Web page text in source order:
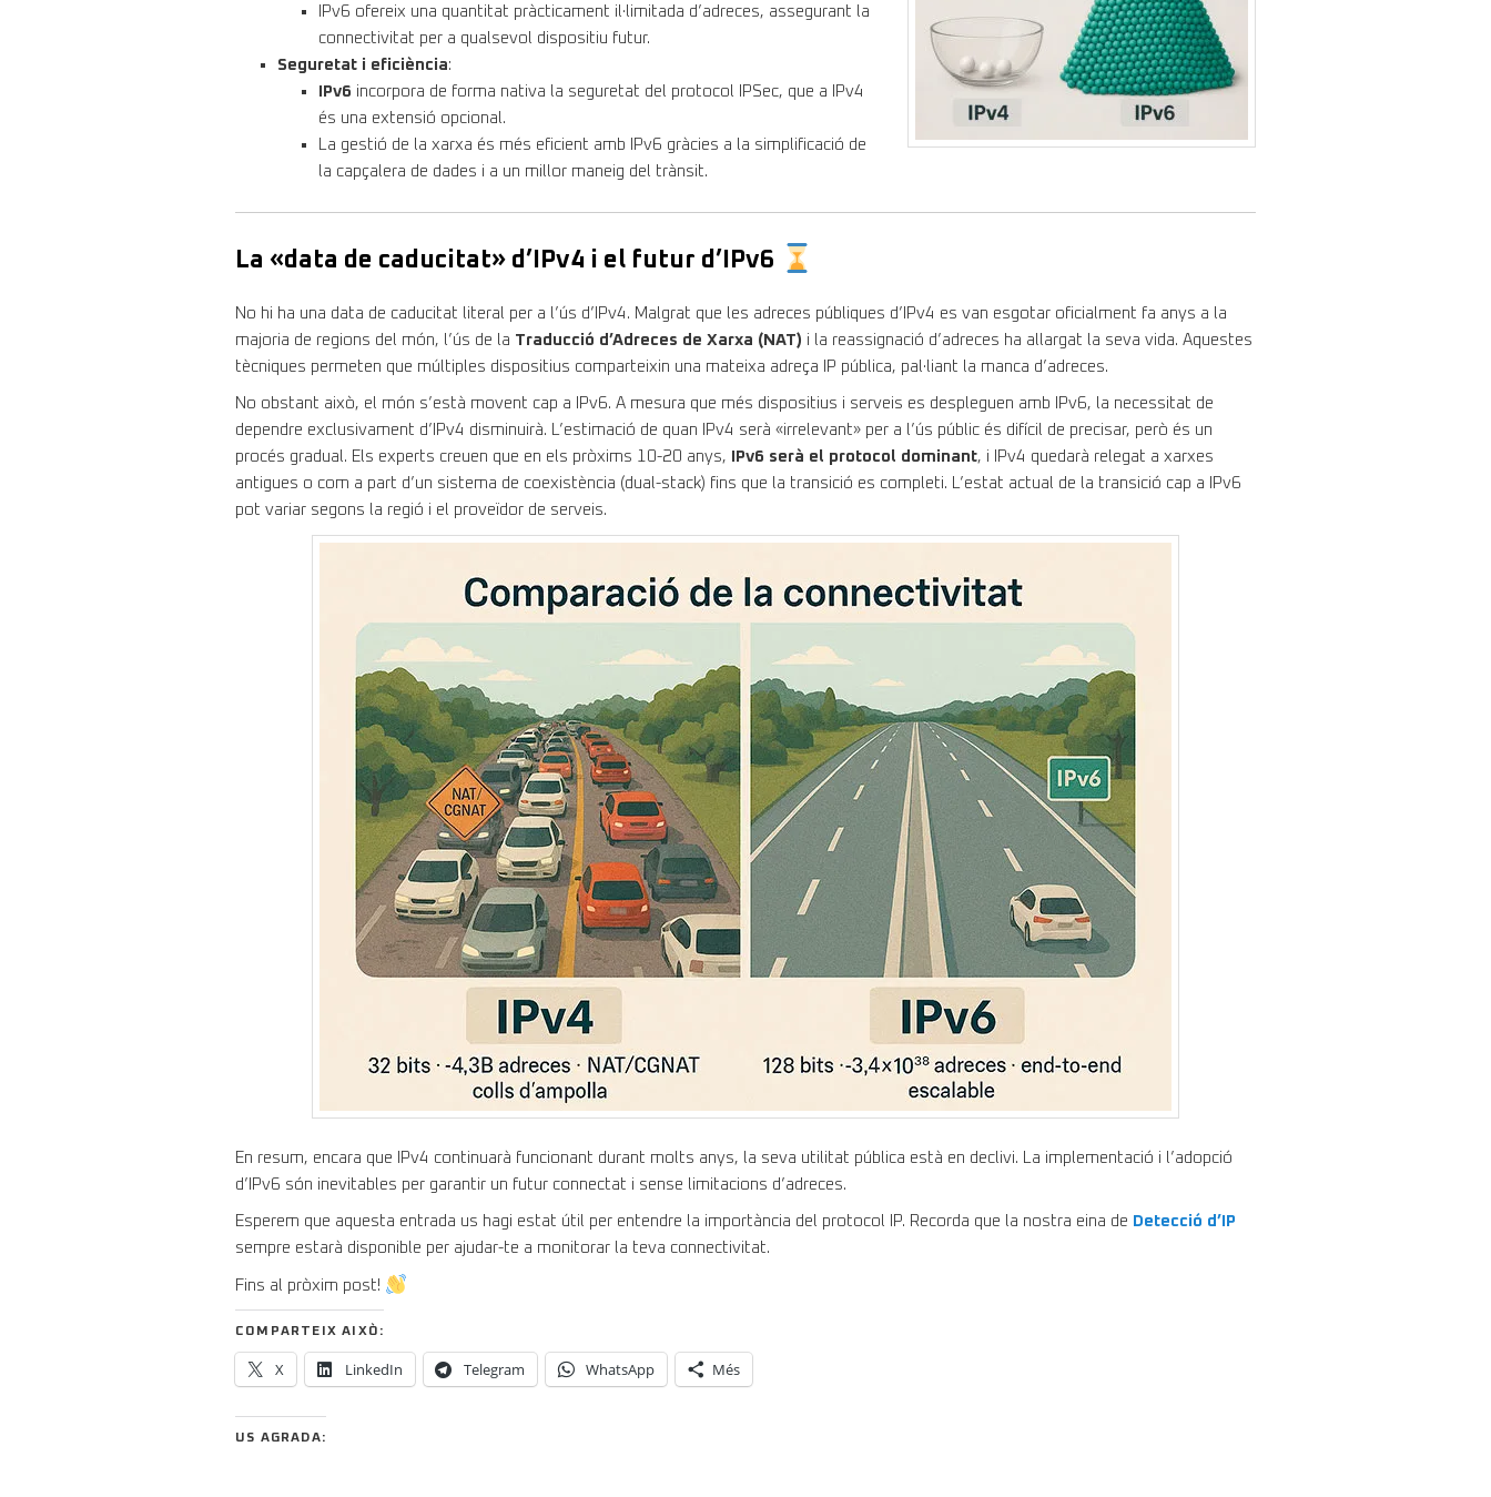
IPv6 ofereix una quantitat pràcticament il·limitada d’adreces, assegurant la
connectivitat per a qualsevol dispositiu futur.
Seguretat i eficiència:
IPv6 incorpora de forma nativa la seguretat del protocol IPSec, que a IPv4
és una extensió opcional.
La gestió de la xarxa és més eficient amb IPv6 gràcies a la simplificació de
la capçalera de dades i a un millor maneig del trànsit.
La «data de caducitat» d’IPv4 i el futur d’IPv6
No hi ha una data de caducitat literal per a l’ús d’IPv4. Malgrat que les adreces públiques d’IPv4 es van esgotar oficialment fa anys a la
majoria de regions del món, l’ús de la Traducció d’Adreces de Xarxa (NAT) i la reassignació d’adreces ha allargat la seva vida. Aquestes
tècniques permeten que múltiples dispositius comparteixin una mateixa adreça IP pública, pal·liant la manca d’adreces.
No obstant això, el món s’està movent cap a IPv6. A mesura que més dispositius i serveis es despleguen amb IPv6, la necessitat de
dependre exclusivament d’IPv4 disminuirà. L’estimació de quan IPv4 serà «irrelevant» per a l’ús públic és difícil de precisar, però és un
procés gradual. Els experts creuen que en els pròxims 10-20 anys,
IPv6 serà el protocol dominant, i IPv4 quedarà relegat a xarxes
antigues o com a part d’un sistema de coexistència (dual-stack) fins que la transició es completi. L’estat actual de la transició cap a IPv6
pot variar segons la regió i el proveïdor de serveis.
En resum, encara que IPv4 continuarà funcionant durant molts anys, la seva utilitat pública està en declivi. La implementació i l’adopció
d’IPv6 són inevitables per garantir un futur connectat i sense limitacions d’adreces.
Esperem que aquesta entrada us hagi estat útil per entendre la importància del protocol IP. Recorda que la nostra eina de Detecció d’IP
sempre estarà disponible per ajudar-te a monitorar la teva connectivitat.
Fins al pròxim post!
COMPARTEIX AIXÒ:
X LinkedIn Telegram WhatsApp Més
US AGRADA: